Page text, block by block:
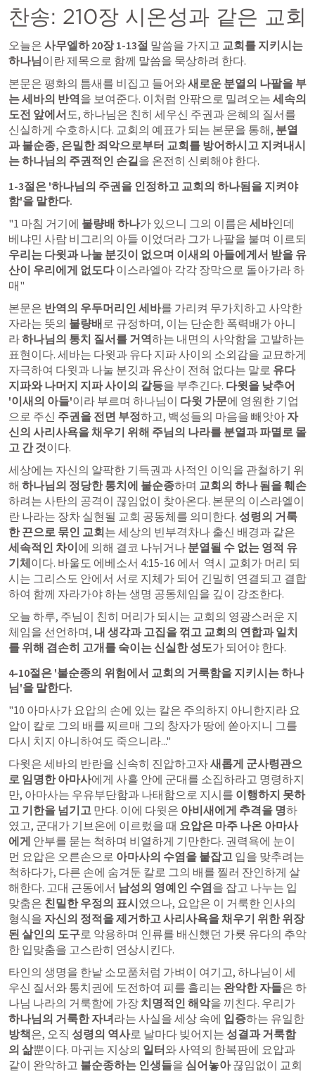
찬송: 210장 시온성과 같은 교회
오늘은 사무엘하 20장 1-13절 말씀을 가지고 교회를 지키시는
하나님이란 제목으로 함께 말씀을 묵상하려 한다.
본문은 평화의 틈새를 비집고 들어와 새로운 분열의 나팔을 부
는 세바의 반역을 보여준다. 이처럼 안팎으로 밀려오는 세속의
도전 앞에서도, 하나님은 친히 세우신 주권과 은혜의 질서를
신실하게 수호하시다. 교회의 예표가 되는 본문을 통해, 분열
과 불순종, 은밀한 죄악으로부터 교회를 방어하시고 지켜내시
는 하나님의 주권적인 손길을 온전히 신뢰해야 한다.
1-3절은 '하나님의 주권을 인정하고 교회의 하나됨을 지켜야
함'을 말한다.
"1 마침 거기에 불량배 하나가 있으니 그의 이름은 세바인데
우리는 다윗과 나눌 분깃이 없으며 이새의 아들에게서 받을 유
산이 우리에게 없도다 이스라엘아 각각 장막으로 돌아가라 하
매"
본문은 반역의 우두머리인 세바를 가리켜 무가치하고 사악한
자라는 뜻의 불량배로 규정하며, 이는 단순한 폭력배가 아니
라 하나님의 통치 질서를 거역하는 내면의 사악함을 고발하는
표현이다. 세바는 다윗과 유다 지파 사이의 소외감을 교묘하게
자극하여 다윗과 나눌 분깃과 유산이 전혀 없다는 말로 유다
지파와 나머지 지파 사이의 갈등을 부추긴다. 다윗을 낮추어
'이새의 아들'이라 부르며 하나님이 다윗 가문에 영원한 기업
으로 주신 주권을 전면 부정하고, 백성들의 마음을 빼앗아 자
신의 사리사욕을 채우기 위해 주님의 나라를 분열과 파멸로 몰
고 간 것이다.
세상에는 자신의 얄팍한 기득권과 사적인 이익을 관철하기 위
해 하나님의 정당한 통치에 불순종하며 교회의 하나 됨을 훼손
하려는 사탄의 공격이 끊임없이 찾아온다. 본문의 이스라엘이
란 나라는 장차 실현될 교회 공동체를 의미한다. 성령의 거룩
한 끈으로 묶인 교회
세속적인 차이에 의해 결코 나뉘거나 분열될 수 없는 영적 유
기체이다. 바울도 에베소서 4:15-16 에서  역시 교회가 머리 되
시는 그리스도 안에서 서로 지체가 되어 긴밀히 연결되고 결합
하여 함께 자라가야 하는 생명 공동체임을 깊이 강조한다.
오늘 하루, 주님이 친히 머리가 되시는 교회의 영광스러운 지
체임을 선언하며, 내 생각과 고집을 꺾고 교회의 연합과 일치
를 위해 겸손히 고개를 숙이는 신실한 성도가 되어야 한다.
4-10절은 '불순종의 위험에서 교회의 거룩함을 지키시는 하나
님'을 말한다.
"10 아마사가 요압의 손에 있는 칼은 주의하지 아니한지라 요
압이 칼로 그의 배를 찌르매 그의 창자가 땅에 쏟아지니 그를
다시 치지 아니하여도 죽으니라..."
다윗은 세바의 반란을 신속히 진압하고자 새롭게 군사령관으
로 임명한 아마사에게 사흘 안에 군대를 소집하라고 명령하지
만, 아마사는 우유부단함과 나태함으로 지시를 이행하지 못하
고 기한을 넘기고 만다. 이에 다윗은 아비새에게 추격을 명하
였고, 군대가 기브온에 이르렀을 때 요압은 마주 나온 아마사
에게 안부를 묻는 척하며 비열하게 기만한다. 권력욕에 눈이
먼 요압은 오른손으로 아마사의 수염을 붙잡고 입을 맞추려는
척하다가, 다른 손에 숨겨둔 칼로 그의 배를 찔러 잔인하게 살
해한다. 고대 근동에서 남성의 영예인 수염을 잡고 나누는 입
맞춤은 친밀한 우정의 표시였으나, 요압은 이 거룩한 인사의
형식을 자신의 정적을 제거하고 사리사욕을 채우기 위한 위장
된 살인의 도구로 악용하며 인류를 배신했던 가룟 유다의 추악
한 입맞춤을 고스란히 연상시킨다.
타인의 생명을 한낱 소모품처럼 가벼이 여기고, 하나님이 세
우신 질서와 통치권에 도전하여 피를 흘리는 완악한 자들은 하
나님 나라의 거룩함에 가장 치명적인 해악
하나님의 거룩한 자녀라는 사실을 세상 속에 입증
방책은, 오직 성령의 역사로 날마다 빚어지는 성결과 거룩함
의 삶뿐이다. 마귀는 지상의 일터와 사역의 한복판에 요압과
같이 완악하고 불순종하는 인생들을 심어놓아 끊임없이 교회